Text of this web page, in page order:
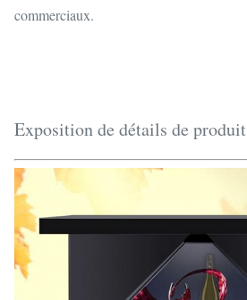
commerciaux.
Exposition de détails de produit